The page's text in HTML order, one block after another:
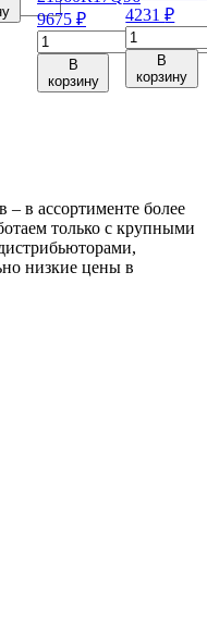
9675 ₽
Количество
товара
Yokohama
Geolandar
Q
В
корзину
4231₽
товара
Viatti
Brina
T
В
корзину
в ассортименте более
только с крупными
низкие цены в